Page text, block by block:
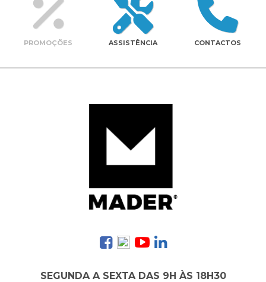
PROMOÇÕES ASSISTÊNCIA CONTACTOS
SEGUNDA A SEXTA DAS 9H ÀS 18H30